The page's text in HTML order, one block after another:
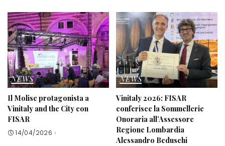
NEWS
Il Molise protagonista a
Vinitaly and the City con
FISAR
14/04/2026
NEWS
Vinitaly 2026: FISAR
conferisce la Sommellerie
Onoraria all’Assessore
Regione Lombardia
Alessandro Beduschi